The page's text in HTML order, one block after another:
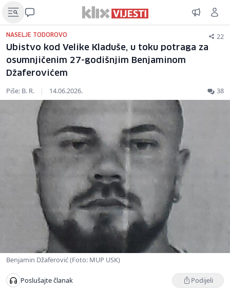
NASELJE TODOROVO 22
Ubistvo kod Velike Kladuše, u toku potraga za
osumnjičenim 27-godišnjim Benjaminom
Džaferovićem
Piše: B. R. | 14.06.2026. 38
Benjamin Džaferović (Foto: MUP USK)
Poslušajte članak Podijeli